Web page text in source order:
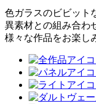
色ガラスのビビット
異素材との組み合わ
様々な作品をお楽し